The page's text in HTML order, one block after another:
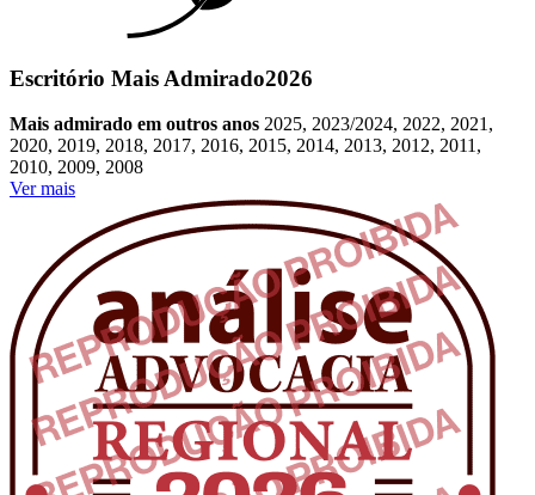
Escritório Mais Admirado2026
Mais admirado em outros anos 2025, 2023/2024, 2022, 2021,
2020, 2019, 2018, 2017, 2016, 2015, 2014, 2013, 2012, 2011,
2010, 2009, 2008
Ver mais